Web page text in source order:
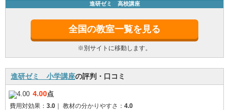
進研ゼミ 高校講座
全国の教室一覧を見る
※別サイトに移動します。
進研ゼミ 小学講座の評判・口コミ
4.00点
費用対効果： 3.0 教材の分かりやすさ： 4.0